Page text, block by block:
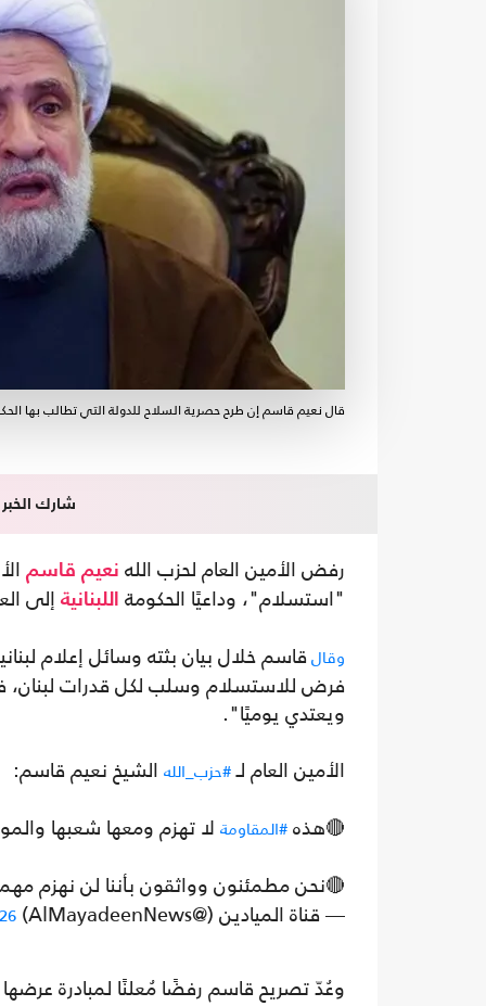
قال نعيم قاسم إن طرح حصرية السلاح للدولة التي تطالب بها
شارك الخبر
رفض الأمين العام لحزب الله نعيم قاسم
"استسلام"، وداعيًا الحكومة
اللبنانية إلى
وقال قاسم خلال بيان بثته وسائل إعلام
فرض للاستسلام وسلب لكل قدرات
ويعتدي يوميًا".
الأمين العام لـ#حزب_الله الشيخ نعيم قاسم:
🔴هذه #المقاومة لا تهزم ومعها شعبها
🔴نحن مطمئنون وواثقون بأننا لن نهزم
— قناة الميادين (@AlMayadeenNews)
وعُدّ تصريح قاسم رفضًا مُعلنًا لمبادرة